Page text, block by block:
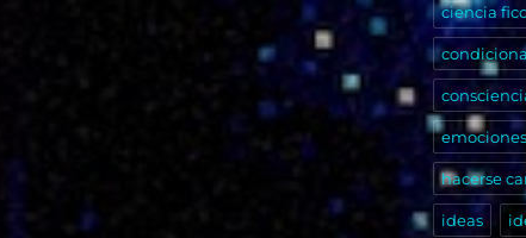
ciencia
emociones
hacerse
ideas